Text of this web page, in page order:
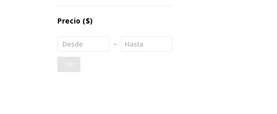
Precio ($)
OK